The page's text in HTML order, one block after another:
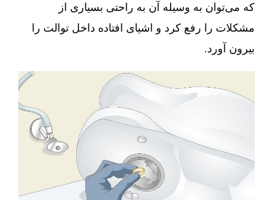
که می‌توان به وسیله آن به راحتی بسیاری از
مشکلات را رفع کرد و اشیای افتاده داخل توالت را
بیرون آورد.